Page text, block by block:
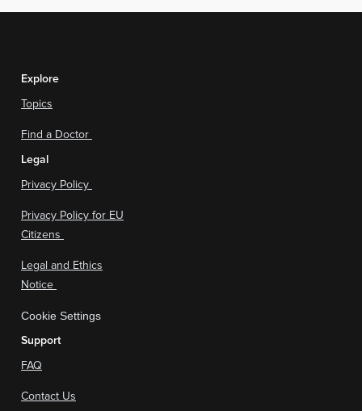
Explore
Topics
Find a Doctor
Legal
Privacy Policy
Privacy Policy for EU
Citizens
Legal and Ethics
Notice
Cookie Settings
Support
FAQ
Contact Us